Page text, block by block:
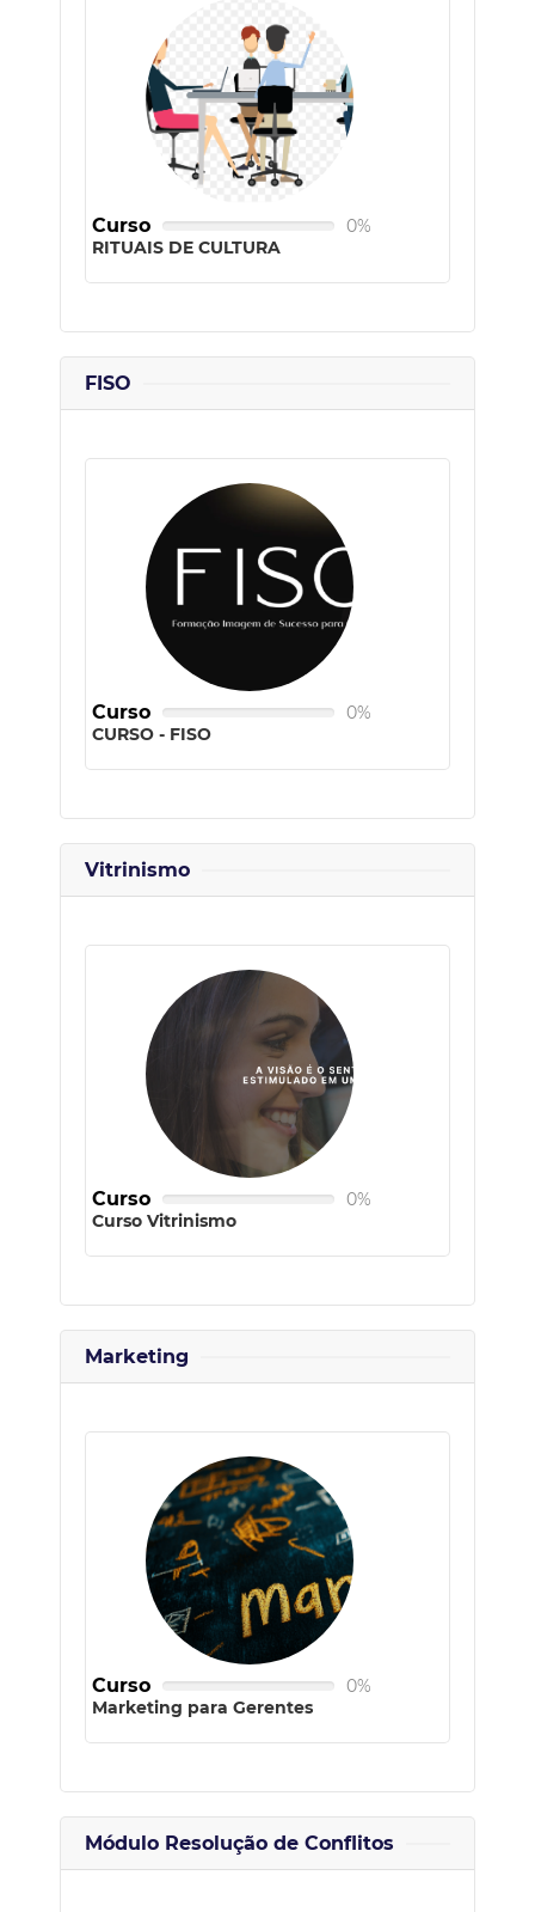
Curso
0%
RITUAIS DE CULTURA
FISO
Curso
0%
CURSO - FISO
Vitrinismo
Curso
0%
Curso Vitrinismo
Marketing
Curso
0%
Marketing para Gerentes
Módulo Resolução de Conflitos